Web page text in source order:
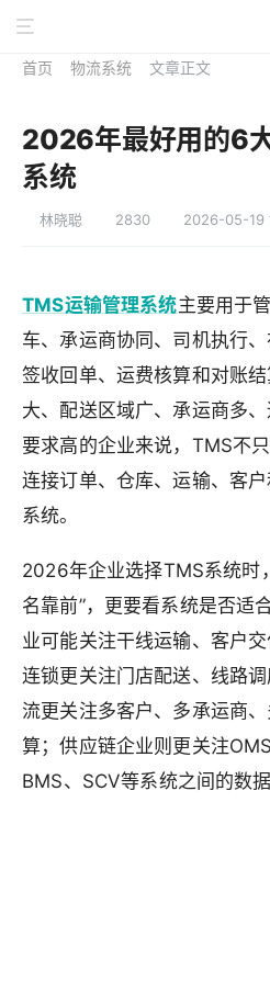
首页 物流系统 文章正文
2026年最好用的6
系统
林晓聪 2830 2026-05-19
TMS运输管理系统主要用于
车、承运商协同、司机执行、
签收回单、运费核算和对账
大、配送区域广、承运商多
要求高的企业来说，TMS不
连接订单、仓库、运输、客
系统。
2026年企业选择TMS系统时
名靠前”，更要看系统是否适
业可能关注干线运输、客户
连锁更关注门店配送、线路
流更关注多客户、多承运商
算；供应链企业则更关注
BMS、SCV等系统之间的数据